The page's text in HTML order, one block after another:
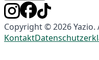
Copyright © 2026
Kontakt